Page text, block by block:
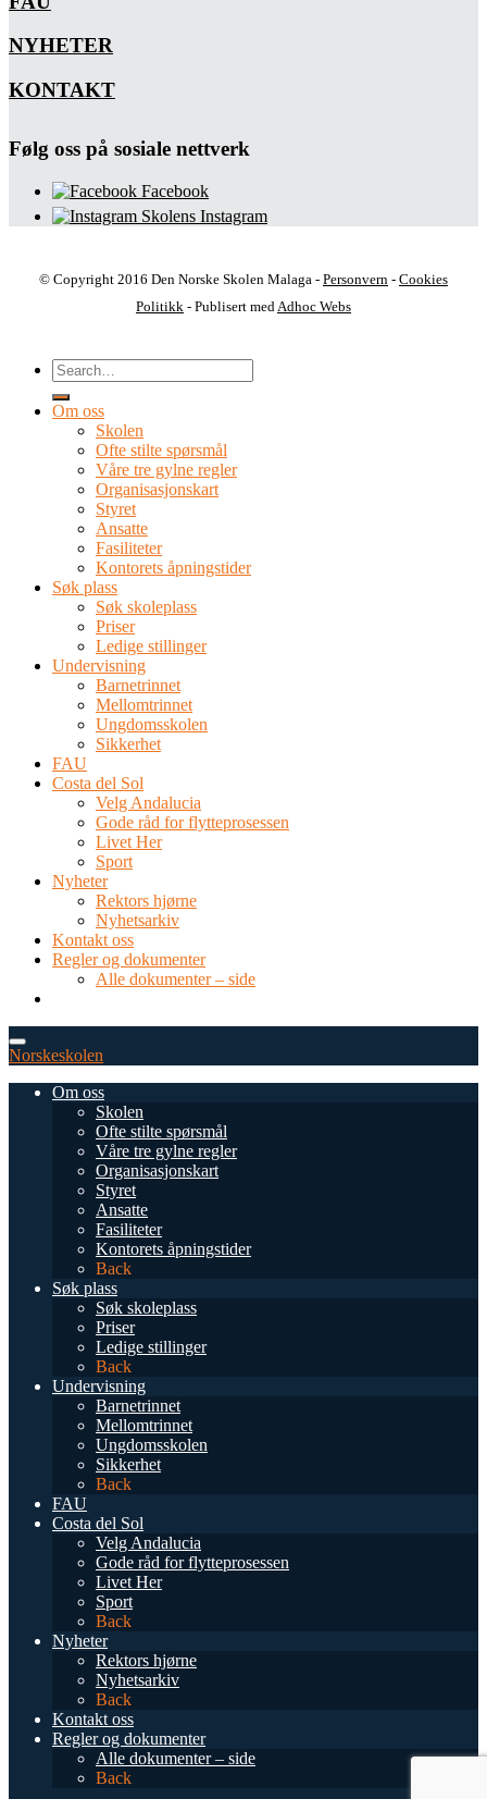
NYHETER
KONTAKT
Følg oss på sosiale nettverk
Facebook
Skolens Instagram
© Copyright 2016 Den Norske Skolen Malaga - Personvern - Cookies
Politikk - Publisert med Adhoc Webs
Om oss
Skolen
Ofte stilte spørsmål
Våre tre gylne regler
Organisasjonskart
Styret
Ansatte
Fasiliteter
Kontorets åpningstider
Søk plass
Søk skoleplass
Priser
Ledige stillinger
Undervisning
Barnetrinnet
Mellomtrinnet
Ungdomsskolen
Sikkerhet
FAU
Costa del Sol
Velg Andalucia
Gode råd for flytteprosessen
Livet Her
Sport
Nyheter
Rektors hjørne
Nyhetsarkiv
Kontakt oss
Regler og dokumenter
Alle dokumenter – side
Norskeskolen
Om oss
Skolen
Ofte stilte spørsmål
Våre tre gylne regler
Organisasjonskart
Styret
Ansatte
Fasiliteter
Kontorets åpningstider
Back
Søk plass
Søk skoleplass
Priser
Ledige stillinger
Back
Undervisning
Barnetrinnet
Mellomtrinnet
Ungdomsskolen
Sikkerhet
Back
FAU
Costa del Sol
Velg Andalucia
Gode råd for flytteprosessen
Livet Her
Sport
Back
Nyheter
Rektors hjørne
Nyhetsarkiv
Back
Kontakt oss
Regler og dokumenter
Alle dokumenter – side
Back